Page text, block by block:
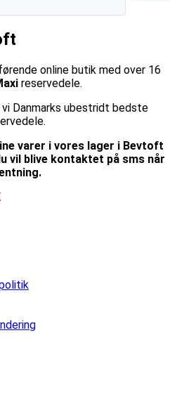
online butik med over 16
reservedele.
vi Danmarks ubestridt bedste
varer i vores lager i Bevtoft
vil blive kontaktet på sms når